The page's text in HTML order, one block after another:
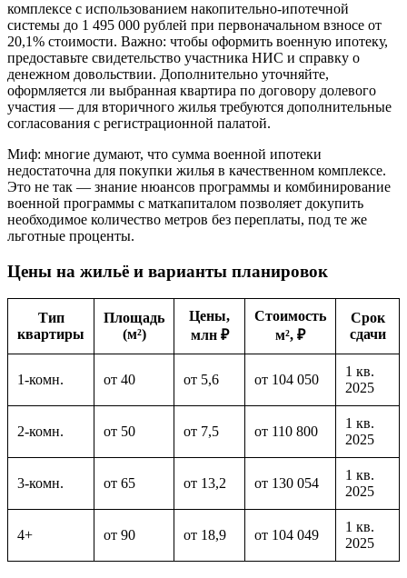
комплексе с использованием накопительно-ипотечной
системы до 1 495 000 рублей при первоначальном взносе от
20,1% стоимости. Важно: чтобы оформить военную ипотеку,
предоставьте свидетельство участника НИС и справку о
денежном довольствии. Дополнительно уточняйте,
оформляется ли выбранная квартира по договору долевого
участия — для вторичного жилья требуются дополнительные
согласования с регистрационной палатой.
Миф: многие думают, что сумма военной ипотеки
недостаточна для покупки жилья в качественном комплексе.
Это не так — знание нюансов программы и комбинирование
военной программы с маткапиталом позволяет докупить
необходимое количество метров без переплаты, под те же
льготные проценты.
Цены на жильё и варианты планировок
Тип
квартиры
Площадь
(м²)
Цены,
млн ₽
Стоимость
м², ₽
Срок
сдачи
1-комн. от 40 от 5,6 от 104 050
1 кв.
2025
2-комн. от 50 от 7,5 от 110 800
1 кв.
2025
3-комн. от 65 от 13,2 от 130 054
1 кв.
2025
4+ от 90 от 18,9 от 104 049
1 кв.
2025